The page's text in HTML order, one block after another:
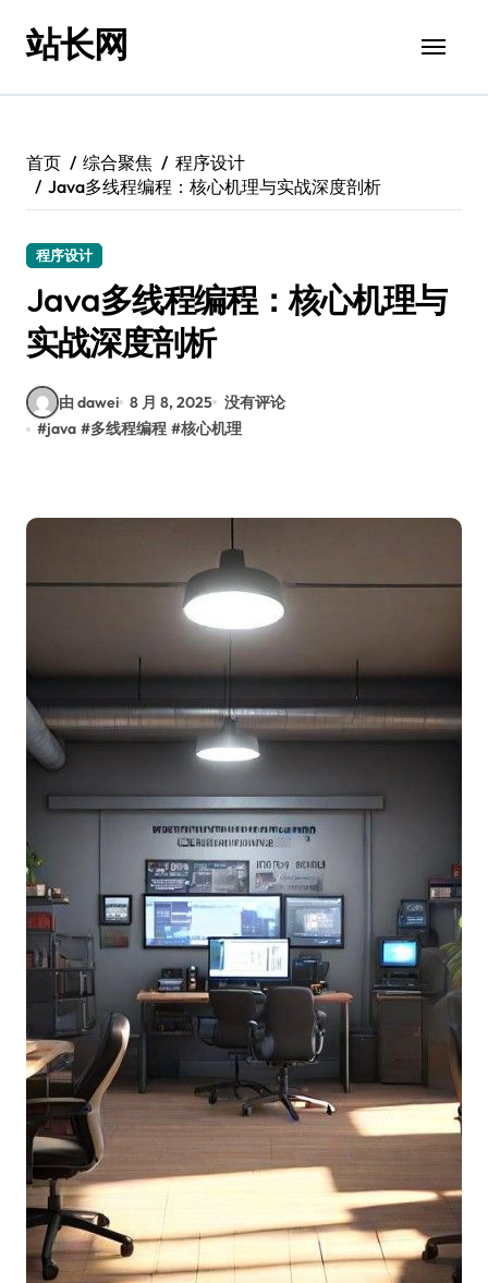
站长网
首页 综合聚焦
程序设计
Java多线程编程：核心机理与实战深度剖析
程序设计
Java多线程编程：核心机理与
实战深度剖析
由 dawei 8 月 8, 2025 没有评论
#java #多线程编程 #核心机理